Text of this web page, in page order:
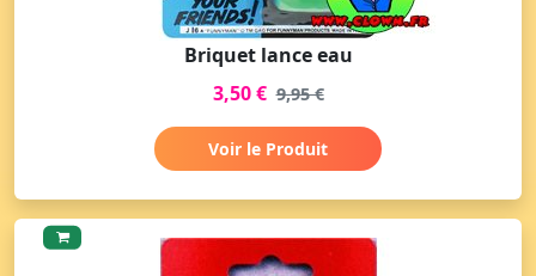
Briquet lance eau
3,50 € 9,95 €
Voir le Produit